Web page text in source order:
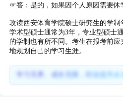
☞答：是的，如果因个人原因需要休
攻读西安体育学院硕士研究生的学制
学术型硕士通常为3年，专业型硕士
的学制也有所不同。考生在报考前
地规划自己的学习生涯。
学习无界、成长无限，职业提升从